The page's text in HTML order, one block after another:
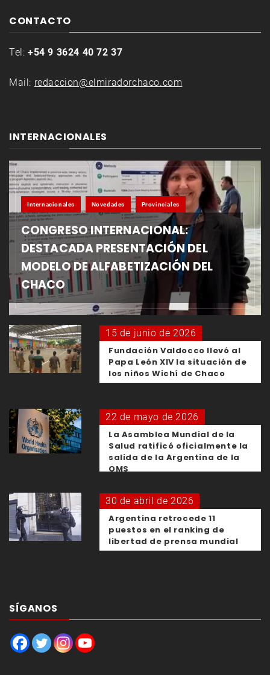
CONTACTO
Tel: +54 9 3624 40 72 37
Mail: redaccion@elmiradorchaco.com
INTERNACIONALES
Internacionales Novedades Provinciales
CONGRESO INTERNACIONAL:
DESTACADA PRESENTACIÓN DEL
MODELO DE ALFABETIZACIÓN DEL
CHACO
15 de junio de 2026
Fundación Valdocco llevó al
Papa León XIV la situación de
los niños Wichí de Chaco
22 de mayo de 2026
La Asamblea Mundial de la
Salud ratificó oficialmente la
salida de la Argentina de la
OMS
30 de abril de 2026
Argentina retrocede 11
puestos en el ranking de
libertad de prensa mundial
SÍGANOS